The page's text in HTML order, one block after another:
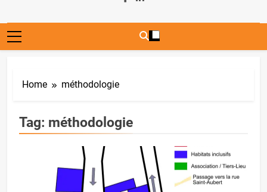
Home méthodologie
Tag: méthodologie